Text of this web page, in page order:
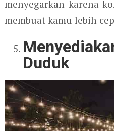
menyegarkan karena
membuat kamu lebih
Duduk